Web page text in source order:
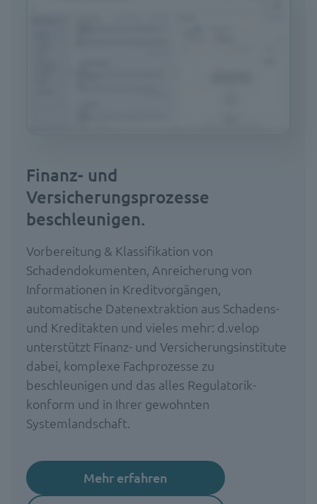
Finanz- und
Versicherungsprozesse
beschleunigen.
Vorbereitung & Klassifikation von
Schadendokumenten, Anreicherung von
Informationen in Kreditvorgängen,
automatische Datenextraktion aus Schadens-
und Kreditakten und vieles mehr: d.velop
unterstützt Finanz- und Versicherungsinstitute
dabei, komplexe Fachprozesse zu
beschleunigen und das alles Regulatorik-
konform und in Ihrer gewohnten
Systemlandschaft.
Mehr erfahren